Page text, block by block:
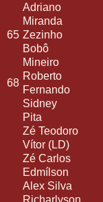
Adriano
Miranda
65 Zezinho
Bobô
Mineiro
68
Roberto
Fernando
Sidney
Pita
Zé Teodoro
Vítor (LD)
Zé Carlos
Edmílson
Alex Silva
Richarlyson